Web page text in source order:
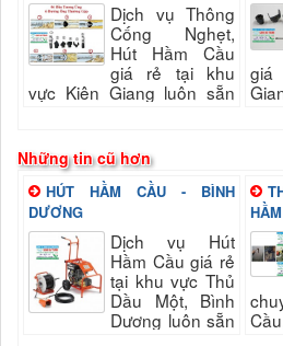
Dịch vụ Thông
Cống Nghẹt,
Hút Hầm Cầu
giá rẻ tại khu
vực Kiên Giang luôn sẵn
chất lượng hài lòng quý...
giá
Những tin cũ hơn
HÚT HẦM CẦU - BÌNH
DƯƠNG
Dịch vụ Hút
Hầm Cầu giá rẻ
tại khu vực Thủ
Dầu Một, Bình
Dương luôn sẵn